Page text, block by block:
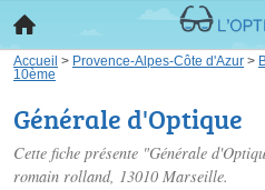
Accueil > Provence-Alpes-Côte d'Azur >
10ème
Générale d'Optique
Cette fiche présente "Générale
romain rolland, 13010 Marseille.